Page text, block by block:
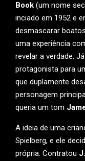
Book (um nome
inciado em 1952 e
desmascarar
uma experiência
revelar a verdade.
protagonista para
que duplamente
personagem
queria um tom
A ideia de uma
Spielberg, e ele
própria. Contratou